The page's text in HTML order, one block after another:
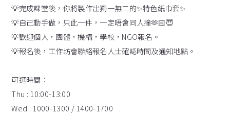
💡完成課堂後，你將製作出獨一無二的✨特色紙巾套✨
💡自己動手做，只此一件，一定唔會同人撞🫶🏻😇
💡歡迎個人，團體，機構，學校，NGO報名。
💡報名後，工作坊會聯絡報名人士確認時間及通知地點。
可選時間：
Thu : 10:00-13:00
Wed : 1000-1300 / 1400-1700